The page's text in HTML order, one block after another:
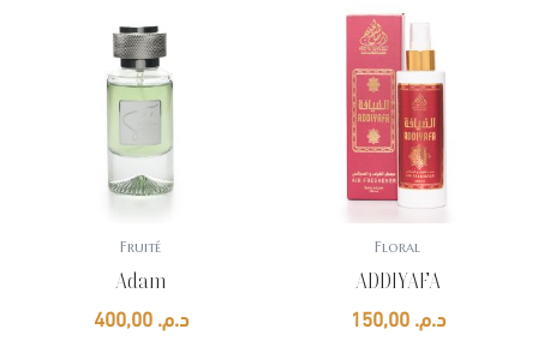
Fruité
Adam
د.م. 400,00
Floral
ADDIYAFA
د.م. 150,00